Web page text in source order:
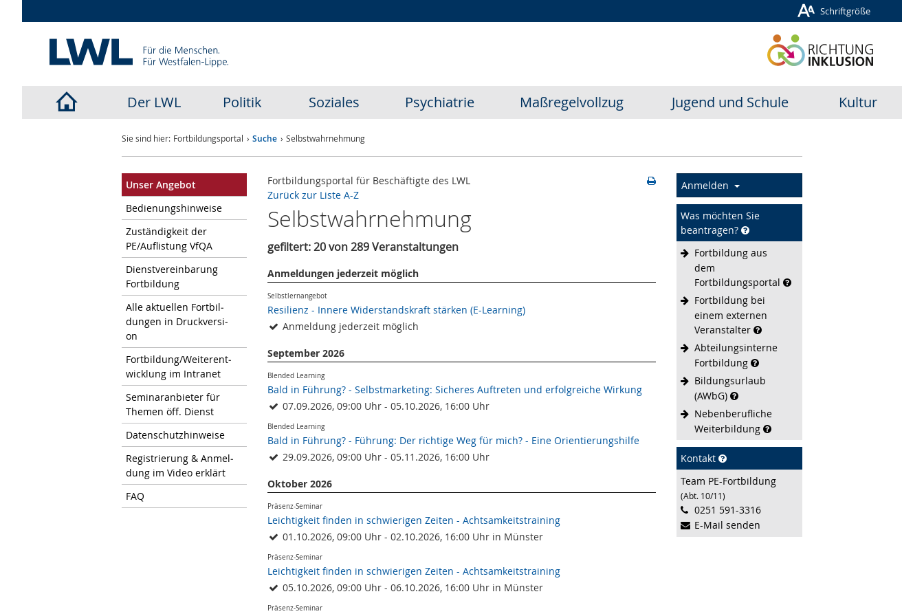
Schriftgröße
Der LWL Politik Soziales Psychiatrie Maßregelvollzug Jugend und Schule Kultur
Sie sind hier: Fortbildungsportal Suche Selbstwahrnehmung
Unser An­ge­bot
Be­die­nungs­hin­wei­se
Zu­stän­dig­keit der
PE/Auf­lis­tung VfQA
Dienst­ver­ein­ba­rung
Fort­bil­dung
Alle ak­tu­el­len Fort­bil­
dun­gen in Druck­ver­si­
on
Fort­bil­dung/Wei­ter­ent­
wick­lung im In­tra­net
Se­mi­nar­an­bie­ter für
The­men öff. Dienst
Da­ten­schutz­hin­wei­se
Re­gis­trie­rung & An­mel­
dung im Video er­klärt
FAQ
Fortbildungsportal für Beschäftigte des LWL
Zurück zur Liste A-Z
Selbstwahrnehmung
gefiltert: 20 von 289 Veranstaltungen
Anmeldungen jederzeit möglich
Selbstlernangebot
Resilienz - Innere Widerstandskraft stärken (E-Learning)
Anmeldung jederzeit möglich
September 2026
Blended Learning
Bald in Führung? - Selbstmarketing: Sicheres Auftreten und erfolgreiche Wirkung
07.09.2026, 09:00 Uhr - 05.10.2026, 16:00 Uhr
Blended Learning
Bald in Führung? - Führung: Der richtige Weg für mich? - Eine Orientierungshilfe
29.09.2026, 09:00 Uhr - 05.11.2026, 16:00 Uhr
Oktober 2026
Präsenz-Seminar
Leichtigkeit finden in schwierigen Zeiten - Achtsamkeitstraining
01.10.2026, 09:00 Uhr - 02.10.2026, 16:00 Uhr in Münster
Präsenz-Seminar
Leichtigkeit finden in schwierigen Zeiten - Achtsamkeitstraining
05.10.2026, 09:00 Uhr - 06.10.2026, 16:00 Uhr in Münster
Präsenz-Seminar
Anmelden
Was möchten Sie
beantragen?
Fortbildung aus
dem
Fortbildungsportal
Fortbildung bei
einem externen
Veranstalter
Abteilungsinterne
Fortbildung
Bildungsurlaub
(AWbG)
Nebenberufliche
Weiterbildung
Kontakt
Team PE-Fortbildung
(Abt. 10/11)
0251 591-3316
E-Mail senden